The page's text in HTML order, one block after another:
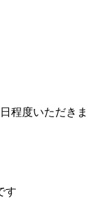
程度いただきま
す